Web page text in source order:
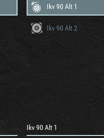
Ikv 90 Alt 1
Ikv 90 Alt 2
Ikv 90 Alt 1